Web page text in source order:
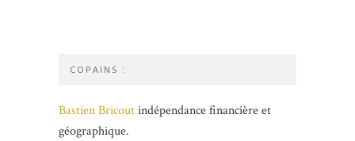
COPAINS :
Bastien Bricoutindépendance financière et
géographique.